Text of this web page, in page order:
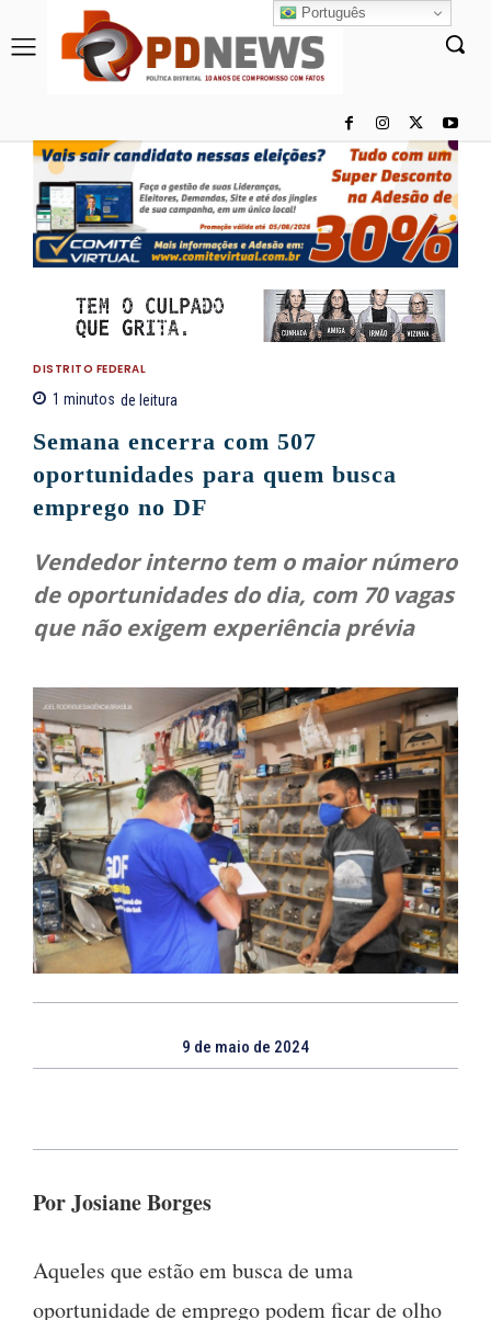
DISTRITO FEDERAL
1 minutos de leitura
Semana encerra com 507
oportunidades para quem busca
emprego no DF
Vendedor interno tem o maior número
de oportunidades do dia, com 70 vagas
que não exigem experiência prévia
9 de maio de 2024
Por Josiane Borges
Aqueles que estão em busca de uma
oportunidade de emprego podem ficar de olho
Português